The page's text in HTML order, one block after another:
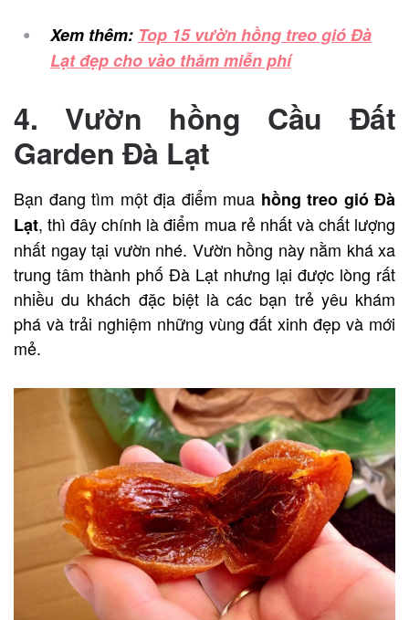
Xem thêm: Top 15 vườn hồng treo gió Đà
Lạt đẹp cho vào thăm miễn phí
4. Vườn hồng Cầu Đất
Garden Đà Lạt
Bạn đang tìm một địa điểm mua hồng treo gió Đà
Lạt, thì đây chính là điểm mua rẻ nhất và chất lượng
nhất ngay tại vườn nhé. Vườn hồng này nằm khá xa
trung tâm thành phố Đà Lạt nhưng lại được lòng rất
nhiều du khách đặc biệt là các bạn trẻ yêu khám
phá và trải nghiệm những vùng đất xinh đẹp và mới
mẻ.